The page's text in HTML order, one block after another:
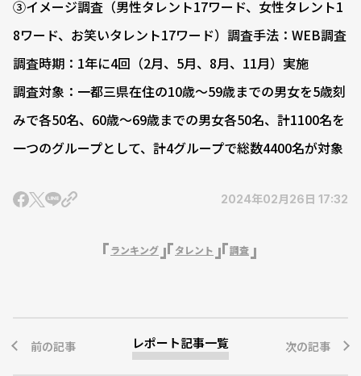
③イメージ調査（男性タレント17ワード、女性タレント1
8ワード、お笑いタレント17ワード）調査手法：WEB調査
調査時期：1年に4回（2月、5月、8月、11月）実施
調査対象：一都三県在住の10歳～59歳までの男女を5歳刻
みで各50名、60歳～69歳までの男女各50名、計1100名を
一つのグループとして、計4グループで総数4400名が対象
2024年02月26日 17:32
ランキング タレント 調査
前の記事 レポート記事一覧 次の記事